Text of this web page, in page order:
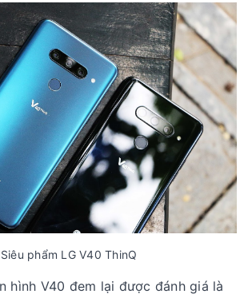
Siêu phẩm LG V40 ThinQ
hình V40 đem lại được đánh giá là